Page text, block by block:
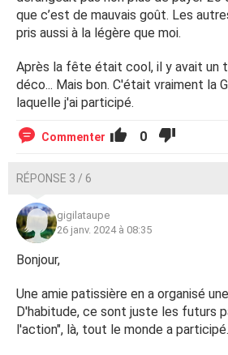
que c’est de mauvais goût. Les
pris aussi à la légère que moi.
Après la fête était cool, il y avait un
déco... Mais bon. C'était vraiment la
laquelle j'ai participé.
Commenter 0
RÉPONSE 3 / 6
gigilataupe
26 janv. 2024 à 08:35
Bonjour,
Une amie patissière en a organisé
D'habitude, ce sont juste les futurs
l'action", là, tout le monde a